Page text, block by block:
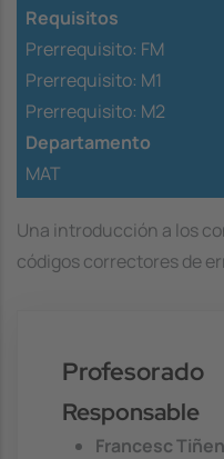
Requisitos
Prerrequisito: FM
Prerrequisito: M1
Prerrequisito: M2
Departamento
MAT
Una introducción a los
códigos correctores de
Profesorado
Responsable
Francesc